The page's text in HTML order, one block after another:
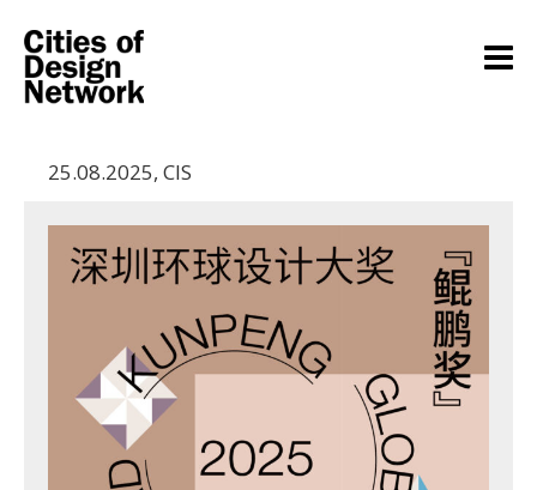
25.08.2025, CIS